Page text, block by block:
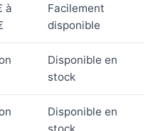
à
Facilement
disponible
Disponible en
stock
Disponible en
stock